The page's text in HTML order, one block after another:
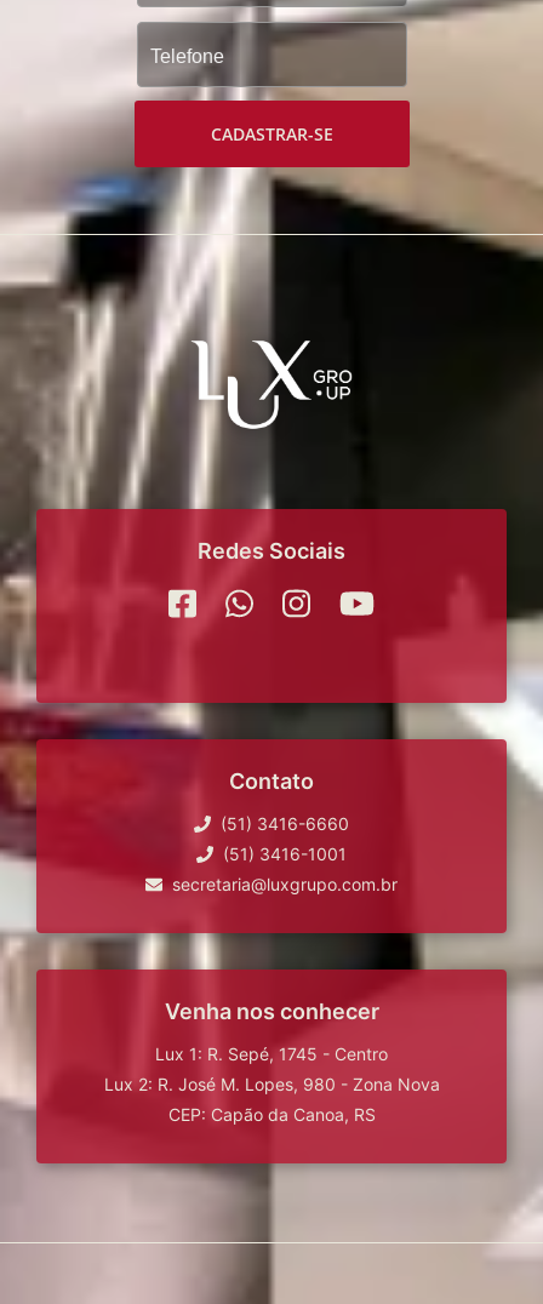
CADASTRAR-SE
Redes Sociais
Contato
(51) 3416-6660
(51) 3416-1001
secretaria@luxgrupo.com.br
Venha nos conhecer
Lux 1: R. Sepé, 1745 - Centro
Lux 2: R. José M. Lopes, 980 - Zona Nova
CEP: Capão da Canoa, RS